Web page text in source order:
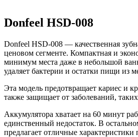
Donfeel HSD-008
Donfeel HSD-008 — качественная
ценовом сегменте. Компактная и
минимум места даже в небольшой
удаляет бактерии и остатки пищи из
Эта модель предотвращает кариес и
также защищает от заболеваний,
Аккумулятора хватает на 60 минут
единственный недостаток. В
предлагает отличные характеристики